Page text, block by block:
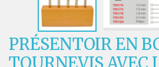
PRÉSENTOIR EN
TOURNEVIS AVEC